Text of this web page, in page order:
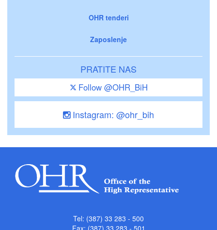
OHR tenderi
Zaposlenje
PRATITE NAS
Follow @OHR_BiH
Instagram: @ohr_bih
Tel: (387) 33 283 - 500